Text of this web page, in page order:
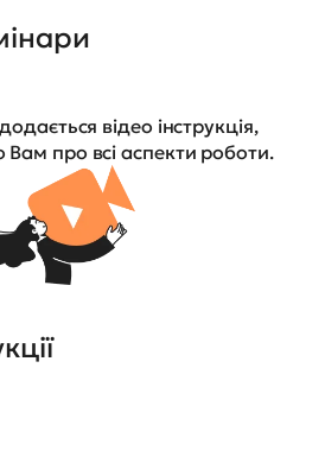
відео інструкція,
про всі аспекти роботи.